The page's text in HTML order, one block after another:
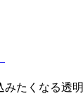
みたくなる透